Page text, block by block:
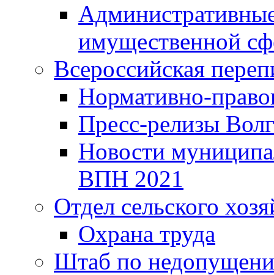
имущественной
Всероссийская
Нормативно-
Пресс-релизы
Новости
ВПН 2021
Отдел сельского
Охрана труда
Штаб по